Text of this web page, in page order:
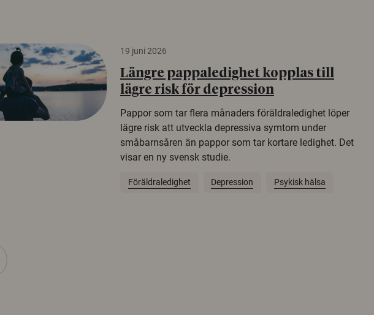
19 juni 2026
Längre pappaledighet kopplas till
lägre risk för depression
Pappor som tar flera månaders föräldraledighet löper
lägre risk att utveckla depressiva symtom under
småbarnsåren än pappor som tar kortare ledighet. Det
visar en ny svensk studie.
Föräldraledighet Depression Psykisk hälsa